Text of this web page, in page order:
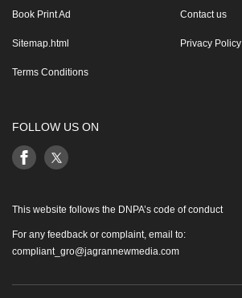
Book Print Ad Contact us
Sitemap.html Privacy Policy
Terms Conditions
FOLLOW US ON
This website follows the DNPA’s code of conduct
For any feedback or complaint, email to:
compliant_gro@jagrannewmedia.com